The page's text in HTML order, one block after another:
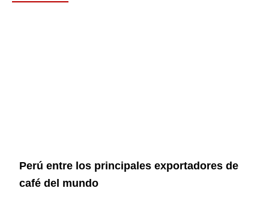
Perú entre los principales exportadores de
café del mundo